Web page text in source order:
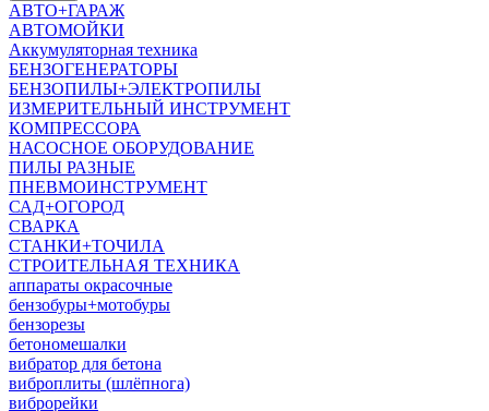
АВТО+ГАРАЖ
АВТОМОЙКИ
Аккумуляторная техника
БЕНЗОГЕНЕРАТОРЫ
БЕНЗОПИЛЫ+ЭЛЕКТРОПИЛЫ
ИЗМЕРИТЕЛЬНЫЙ ИНСТРУМЕНТ
КОМПРЕССОРА
НАСОСНОЕ ОБОРУДОВАНИЕ
ПИЛЫ РАЗНЫЕ
ПНЕВМОИНСТРУМЕНТ
САД+ОГОРОД
СВАРКА
СТАНКИ+ТОЧИЛА
СТРОИТЕЛЬНАЯ ТЕХНИКА
аппараты окрасочные
бензобуры+мотобуры
бензорезы
бетономешалки
вибратор для бетона
виброплиты (шлёпнога)
виброрейки